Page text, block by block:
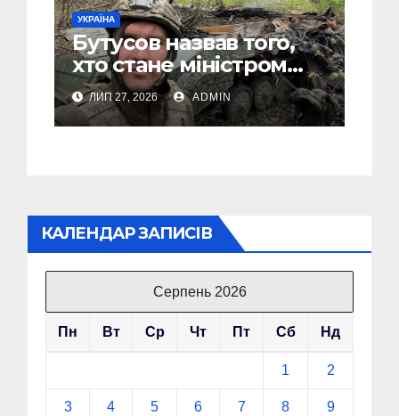
УКРАЇНА
Бутусов назвав того,
хто стане міністром
оборони України, і
пояснив, чому інакше
не може бути
ЛИП 27, 2026 ADMIN
КАЛЕНДАР ЗАПИСІВ
Серпень 2026
Пн Вт Ср Чт Пт Сб Нд
1 2
3 4 5 6 7 8 9